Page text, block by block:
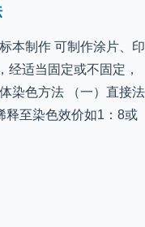
本制作 可制作涂片、印
经适当固定或不固定，
染色方法 （一）直接法
释至染色效价如1：8或